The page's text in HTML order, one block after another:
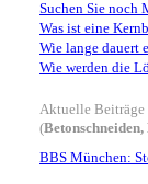
Suchen Sie noch
Was ist eine
Wie lange dauert
Wie werden die
Aktuelle
(
BBS München: